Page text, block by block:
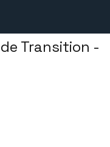
Transition -